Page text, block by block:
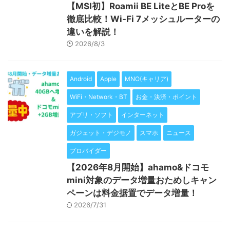
【MSI初】Roamii BE LiteとBE Proを
徹底比較！Wi-Fi 7メッシュルーターの
違いを解説！
2026/8/3
Android Apple MNO(キャリア)
WiFi・Network・BT お金・決済・ポイント
アプリ・ソフト インターネット
ガジェット・デジモノ スマホ ニュース
プロバイダー
【2026年8月開始】ahamo&ドコモ
mini対象のデータ増量おためしキャン
ペーンは料金据置でデータ増量！
2026/7/31